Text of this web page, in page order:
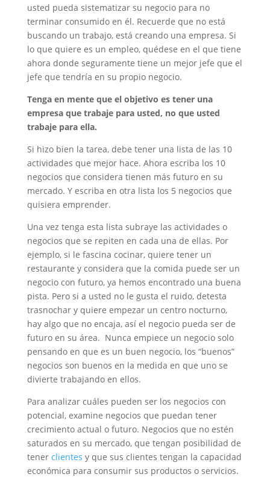
usted pueda sistematizar su negocio para no
terminar consumido en él. Recuerde que no está
buscando un trabajo, está creando una empresa. Si
lo que quiere es un empleo, quédese en el que tiene
ahora donde seguramente tiene un mejor jefe que el
jefe que tendría en su propio negocio.
Tenga en mente que el objetivo es tener una
empresa que trabaje para usted, no que usted
trabaje para ella.
Si hizo bien la tarea, debe tener una lista de las 10
actividades que mejor hace. Ahora escriba los 10
negocios que considera tienen más futuro en su
mercado. Y escriba en otra lista los 5 negocios que
quisiera emprender.
Una vez tenga esta lista subraye las actividades o
negocios que se repiten en cada una de ellas. Por
ejemplo, si le fascina cocinar, quiere tener un
restaurante y considera que la comida puede ser un
negocio con futuro, ya hemos encontrado una buena
pista. Pero si a usted no le gusta el ruido, detesta
trasnochar y quiere empezar un centro nocturno,
hay algo que no encaja, así el negocio pueda ser de
futuro en su área. Nunca empiece un negocio solo
pensando en que es un buen negocio, los “buenos”
negocios son buenos en la medida en que uno se
divierte trabajando en ellos.
Para analizar cuáles pueden ser los negocios con
potencial, examine negocios que puedan tener
crecimiento actual o futuro. Negocios que no estén
saturados en su mercado, que tengan posibilidad de
tener clientes y que sus clientes tengan la capacidad
económica para consumir sus productos o servicios.